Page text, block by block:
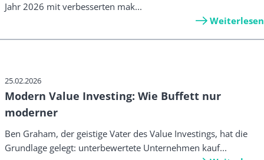
Jahr 2026 mit verbesserten mak...
Weiterlesen
25.02.2026
Modern Value Investing: Wie Buffett nur
moderner
Ben Graham, der geistige Vater des Value Investings, hat die
Grundlage gelegt: unterbewertete Unternehmen kauf...